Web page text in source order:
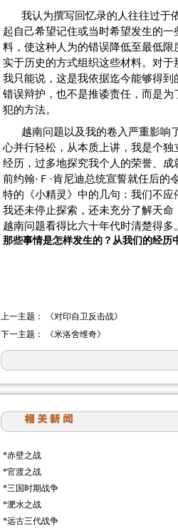
我认为撰写回忆录的人往往过于
起自己希望记住或当时希望发生的
料，使这种人为的错误降低至最低
实于历史的方式组织这些材料。对于
我只能说，这是我依据迄今能够得
错误辩护，也不是推诿责任，而是
犯的方法。
越南问题以及我的卷入严重影响
心并行轻松，从本质上讲，我是个
经历，过多地探究我个人的荣誉、
前约翰·Ｆ·肯尼迪总统宣誓就任后的
特的《小精灵》中的几句：我们不
我还未停止探索，还未充分了解天
越南问题看得比六十年代时清楚得多
那些事情是怎样发生的？从我们的经历
上一主题：
《对印自卫反击战》
下一主题：
《米洛舍维奇》
*赤壁之战
*官渡之战
*三国时期战争
*淝水之战
*远古三代战争